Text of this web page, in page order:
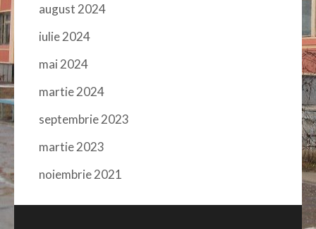
august 2024
iulie 2024
mai 2024
martie 2024
septembrie 2023
martie 2023
noiembrie 2021